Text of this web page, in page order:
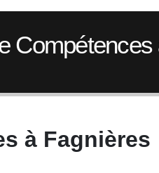
à Fagnières